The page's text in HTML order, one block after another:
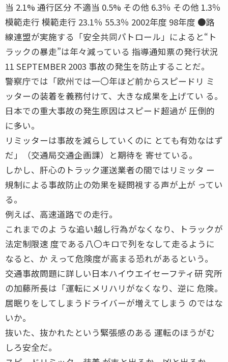
当 2.1% 通行区分 不適当 0.5% その他 6.3％ その他 1.3％
模範走行 模範走行 23.1％ 55.3％ 2002年度 98年度 ●路
線連盟が実施する「安全共同パトロール」によると“ト
ラックの暴走”は年々減っている 指導通知票の発行状況
11 SEPTEMBER 2003 事故の発生を防止することだ。
警察庁では「欧州では一〇年ほど前からスピードリ ミ
ッターの装着を義務付けて、大きな成果を上げてい る。
日本での重大事故の発生原因はスピード超過が 圧倒的
に多い。
リミッターは事故を減らしていくのに とても有効なはず
だ」（交通局交通企画課）と期待を 寄せている。
しかし、肝心のトラック運送業者の間ではリミッタ ー
規制による事故防止の効果を疑問視する声が上が ってい
る。
例えば、高速道路での走行。
これまでのよ うな追い越し行為がなくなり、トラックが
法定制限速 度である八〇キロで列をなして走るように
なると、か えって危険度が高まる恐れがあるという。
交通事故問題に詳しい日本ハイウエイセーフティ研 究所
の加藤所長は「運転にメリハリがなくなり、逆に 危険。
居眠りをしてしまうドライバーが増えてしまう のではな
いか。
抜いた、抜かれたという緊張感のある 運転のほうがむ
しろ安全だ。